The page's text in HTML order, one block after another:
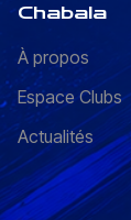
Chabala
À propos
Espace Clubs
Actualités